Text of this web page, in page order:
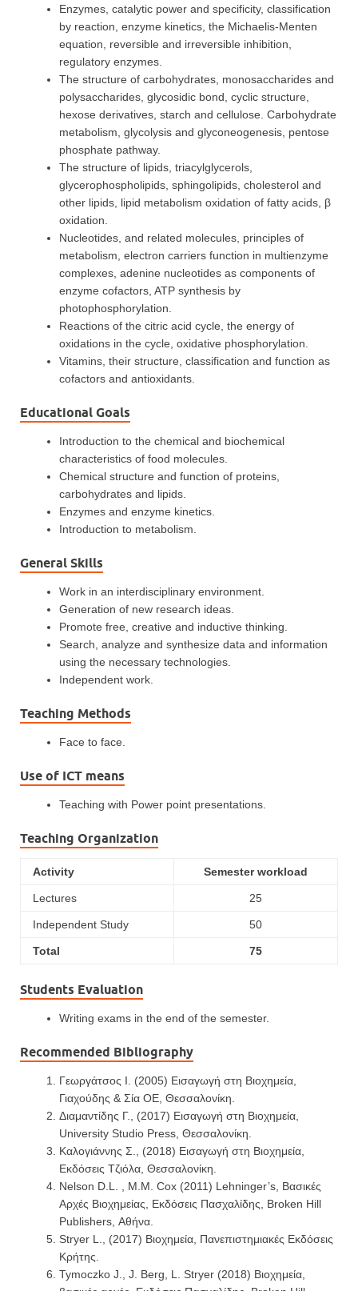
Enzymes, catalytic power and specificity, classification
by reaction, enzyme kinetics, the Michaelis-Menten
equation, reversible and irreversible inhibition,
regulatory enzymes.
The structure of carbohydrates, monosaccharides and
polysaccharides, glycosidic bond, cyclic structure,
hexose derivatives, starch and cellulose. Carbohydrate
metabolism, glycolysis and glyconeogenesis, pentose
phosphate pathway.
The structure of lipids, triacylglycerols,
glycerophospholipids, sphingolipids, cholesterol and
other lipids, lipid metabolism oxidation of fatty acids, β
oxidation.
Nucleotides, and related molecules, principles of
metabolism, electron carriers function in multienzyme
complexes, adenine nucleotides as components of
enzyme cofactors, ATP synthesis by
photophosphorylation.
Reactions of the citric acid cycle, the energy of
oxidations in the cycle, oxidative phosphorylation.
Vitamins, their structure, classification and function as
cofactors and antioxidants.
Educational Goals
Introduction to the chemical and biochemical
characteristics of food molecules.
Chemical structure and function of proteins,
carbohydrates and lipids.
Enzymes and enzyme kinetics.
Introduction to metabolism.
General Skills
Work in an interdisciplinary environment.
Generation of new research ideas.
Promote free, creative and inductive thinking.
Search, analyze and synthesize data and information
using the necessary technologies.
Independent work.
Teaching Methods
Face to face.
Use of ICT means
Teaching with Power point presentations.
Teaching Organization
Activity Semester workload
Lectures 25
Independent Study 50
Total 75
Students Evaluation
Writing exams in the end of the semester.
Recommended Bibliography
Γεωργάτσος Ι. (2005) Εισαγωγή στη Βιοχημεία,
Γιαχούδης & Σία ΟΕ, Θεσσαλονίκη.
Διαμαντίδης Γ., (2017) Εισαγωγή στη Βιοχημεία,
University Studio Press, Θεσσαλονίκη.
Καλογιάννης Σ., (2018) Εισαγωγή στη Βιοχημεία,
Εκδόσεις Τζιόλα, Θεσσαλονίκη.
Nelson D.L. , M.M. Cox (2011) Lehninger’s, Βασικές
Αρχές Βιοχημείας, Eκδόσεις Πασχαλίδης, Broken Hill
Publishers, Αθήνα.
Stryer L., (2017) Βιοχημεία, Πανεπιστημιακές Εκδόσεις
Κρήτης.
Tymoczko J., J. Berg, L. Stryer (2018) Βιοχημεία,